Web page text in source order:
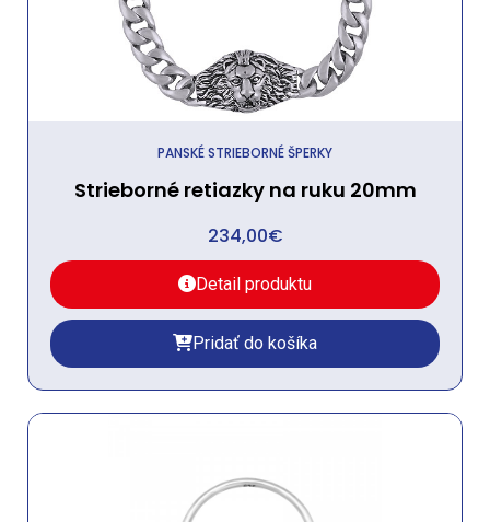
PANSKÉ STRIEBORNÉ ŠPERKY
Strieborné retiazky na ruku 20mm
234,00€
Detail produktu
Pridať do košíka